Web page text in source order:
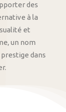
des
à la
et
un nom
dans